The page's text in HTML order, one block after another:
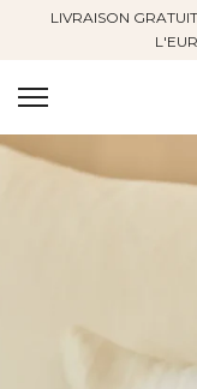
SauterLIVRAISON